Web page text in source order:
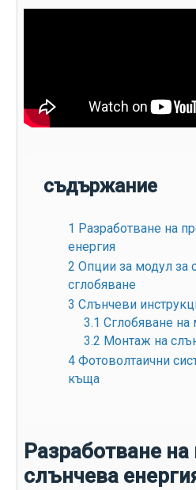
съдържание
1 Разработване на
енергия
2 Опции за модул за
сглобяване
3 Слънчеви
3.1 Сглобяване на
3.2 Монтаж на
4 Фотоволтаични
къща
Разработване на
слънчева